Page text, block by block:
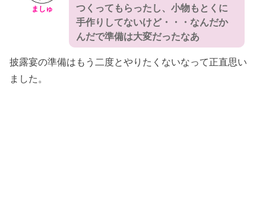
ましゅ
つくってもらったし、小物もとくに
手作りしてないけど・・・なんだか
んだで準備は大変だったなあ
披露宴の準備はもう二度とやりたくないなって正直思い
ました。